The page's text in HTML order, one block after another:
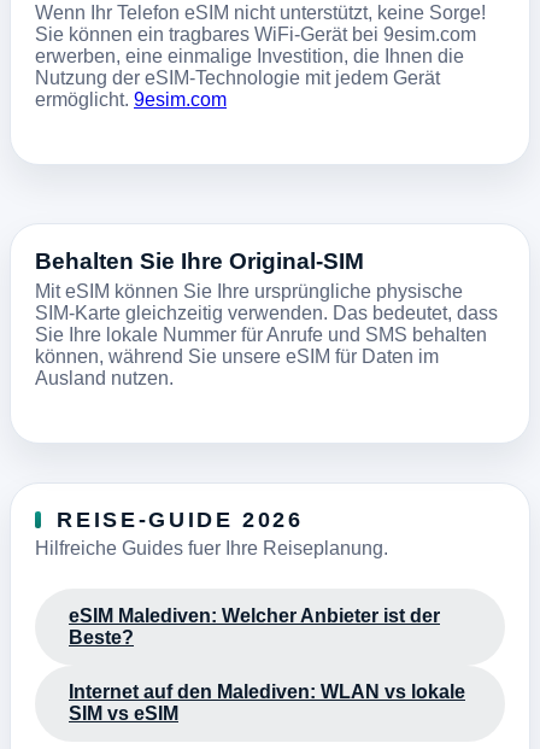
Wenn Ihr Telefon eSIM nicht unterstützt, keine Sorge!
Sie können ein tragbares WiFi-Gerät bei 9esim.com
erwerben, eine einmalige Investition, die Ihnen die
Nutzung der eSIM-Technologie mit jedem Gerät
ermöglicht. 9esim.com
Behalten Sie Ihre Original-SIM
Mit eSIM können Sie Ihre ursprüngliche physische
SIM-Karte gleichzeitig verwenden. Das bedeutet, dass
Sie Ihre lokale Nummer für Anrufe und SMS behalten
können, während Sie unsere eSIM für Daten im
Ausland nutzen.
REISE-GUIDE 2026
Hilfreiche Guides fuer Ihre Reiseplanung.
eSIM Malediven: Welcher Anbieter ist der
Beste?
Internet auf den Malediven: WLAN vs lokale
SIM vs eSIM